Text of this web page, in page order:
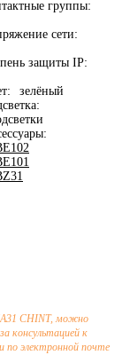
группы:
сети:
защиты IP:
зелёный
CHINT, можно
консультацией к
по электронной почте